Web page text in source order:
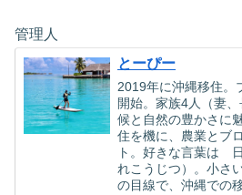
管理人
とーぴー
2019年に沖縄移住。
開始。家族4人（妻
候と自然の豊かさに
住を機に、農業とブ
ト。好きな言葉は
れこうじつ）。小さ
の目線で、沖縄での